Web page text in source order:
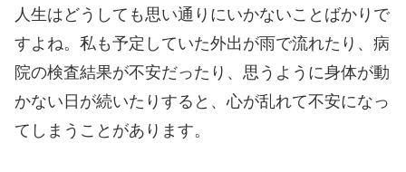
人生はどうしても思い通りにいかないことばかりで
すよね。私も予定していた外出が雨で流れたり、病
院の検査結果が不安だったり、思うように身体が動
かない日が続いたりすると、心が乱れて不安になっ
てしまうことがあります。